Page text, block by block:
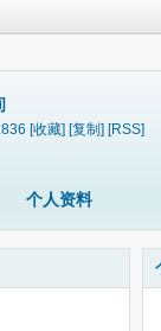
[收藏] [复制] [RSS]
个人资料